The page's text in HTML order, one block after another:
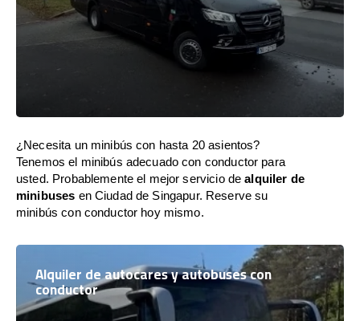
¿Necesita un minibús con hasta 20 asientos?
Tenemos el minibús adecuado con conductor para
usted. Probablemente el mejor servicio dealquiler de
minibuses en Ciudad de Singapur. Reserve su
minibús con conductor hoy mismo.
Alquiler de autocares y autobuses con
conductor